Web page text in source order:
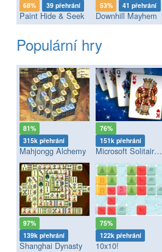
68% 39 přehrání
Paint Hide & Seek
53% 41 přehrání
Downhill Mayhem
Populární hry
81%
315k přehrání
Mahjongg Alchemy
76%
151k přehrání
Microsoft Solitaire Collection
97%
139k přehrání
Shanghai Dynasty
75%
122k přehrání
10x10!